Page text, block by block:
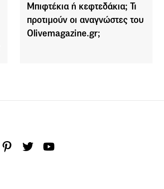
Μπιφτέκια ή κεφτεδάκια; Τι
προτιμούν οι αναγνώστες του
Olivemagazine.gr;